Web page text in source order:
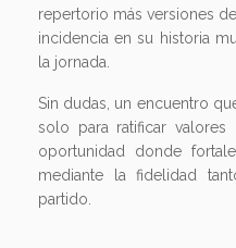
repertorio más versiones
incidencia en su historia
la jornada.
Sin dudas, un encuentro
solo para ratificar valores
oportunidad donde
mediante la fidelidad
partido.